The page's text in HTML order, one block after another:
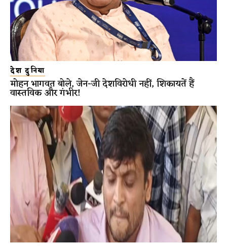
देश दुनिया
मोहन भागवत बोले, जेन-जी देशविरोधी नहीं, शिकायतें हैं
वास्तविक और गंभीर!